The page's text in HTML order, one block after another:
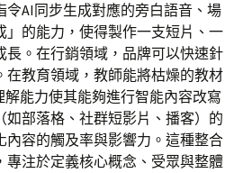
AI同步生成對應的旁白語音、場
的能力，使得製作一支短片、一
。在行銷領域，品牌可以快速針
教育領域，教師能將枯燥的教材
能力使其能夠進行智能內容改寫
部落格、社群短影片、播客）的
容的觸及率與影響力。這種整合
注於定義核心概念、受眾與整體